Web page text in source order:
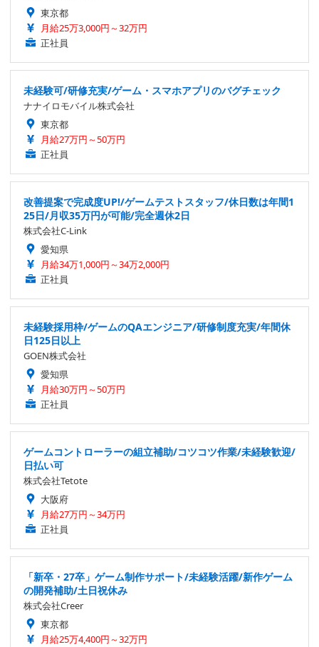
東京都
月給25万3,000円～32万円
正社員
未経験可/研修充実/ゲーム・スマホアプリのバグチェック
ナナイロモバイル株式会社
東京都
月給27万円～50万円
正社員
改善提案で完成度UP!/ゲームテストスタッフ/休日数は年間1
25日/月収35万円が可能/完全週休2日
株式会社C-Link
愛知県
月給34万1,000円～34万2,000円
正社員
未経験採用枠/ゲームのQAエンジニア/研修制度充実/年間休
日125日以上
GOEN株式会社
愛知県
月給30万円～50万円
正社員
ゲームコントローラーの組立補助/コツコツ作業/未経験歓迎/
日払い可
株式会社Tetote
大阪府
月給27万円～34万円
正社員
「新卒・27卒」ゲーム制作サポート/未経験活躍/新作ゲーム
の開発補助/土日祝休み
株式会社Creer
東京都
月給25万4,400円～32万円